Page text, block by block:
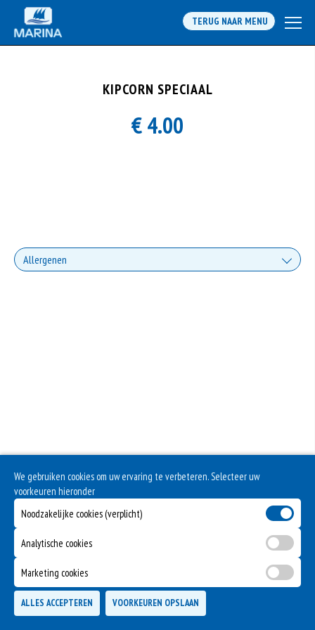
TERUG NAAR MENU
KIPCORN SPECIAAL
€ 4.00
Allergenen
We gebruiken cookies om uw ervaring te verbeteren. Selecteer uw
voorkeuren hieronder
Noodzakelijke cookies (verplicht)
Analytische cookies
Marketing cookies
ALLES ACCEPTEREN VOORKEUREN OPSLAAN